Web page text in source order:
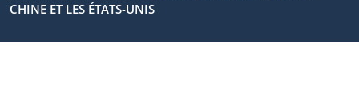
CHINE ET LES ÉTATS-UNIS